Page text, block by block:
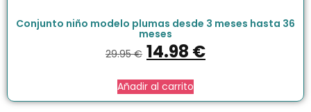
Conjunto niño modelo plumas desde 3 meses hasta 36
meses
29.95€ 14.98 €
Añadir al carrito